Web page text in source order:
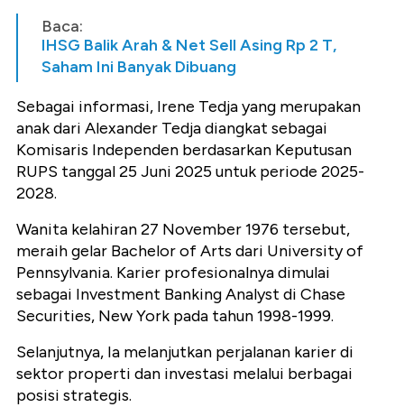
Baca:
IHSG Balik Arah & Net Sell Asing Rp 2 T,
Saham Ini Banyak Dibuang
Sebagai informasi, Irene Tedja yang merupakan
anak dari Alexander Tedja diangkat sebagai
Komisaris Independen berdasarkan Keputusan
RUPS tanggal 25 Juni 2025 untuk periode 2025-
2028.
Wanita kelahiran 27 November 1976 tersebut,
meraih gelar Bachelor of Arts dari University of
Pennsylvania. Karier profesionalnya dimulai
sebagai Investment Banking Analyst di Chase
Securities, New York pada tahun 1998-1999.
Selanjutnya, Ia melanjutkan perjalanan karier di
sektor properti dan investasi melalui berbagai
posisi strategis.